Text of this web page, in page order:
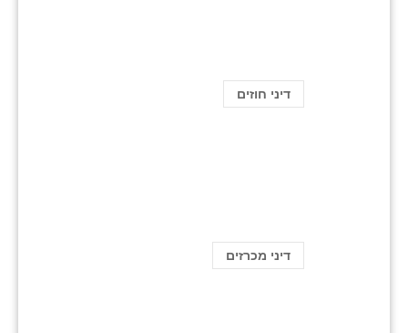
דיני חוזים
דיני מכרזים